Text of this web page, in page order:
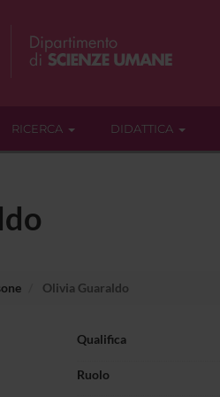
RICERCA DIDATTICA
Olivia Guaraldo
Qualifica
Ruolo